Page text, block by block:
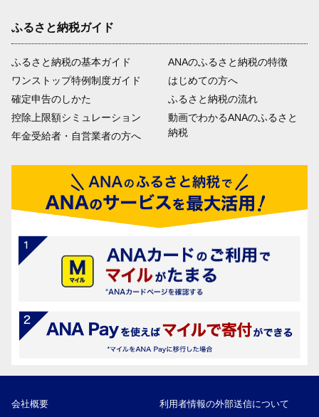
ふるさと納税ガイド
ふるさと納税の基本ガイド
ワンストップ特例制度ガイド
確定申告のしかた
控除上限額シミュレーション
年金受給者・自営業者の方へ
ANAのふるさと納税の特徴
はじめての方へ
ふるさと納税の流れ
動画でわかるANAのふるさと
納税
会社概要 利用者情報の外部送信について